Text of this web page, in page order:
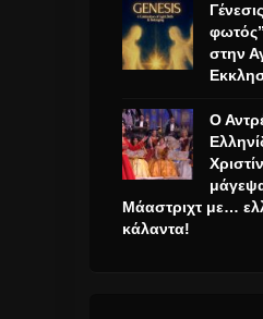
στην
Ο
Μάαστριχτ με…
κάλαντα!